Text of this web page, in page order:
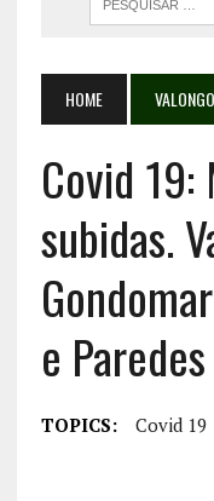
HOME VALONGO
Covid 19:
subidas.
e
TOPICS: Covid 19